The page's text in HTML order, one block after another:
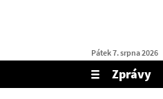
Pátek 7. srpna 2026
Zobrazit/skrýt
menu
Zprávy